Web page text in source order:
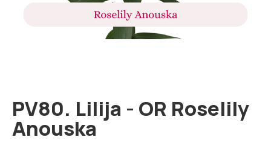
PV80. Lilija - OR Roselily
Anouska